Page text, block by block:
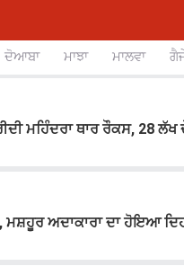
ਦੋਆਬਾ ਮਾਝਾ ਮਾਲਵਾ
ਮਹਿੰਦਰਾ ਥਾਰ ਰੌਕਸ, 28 ਲੱਖ
ਅਦਾਕਾਰਾ ਦਾ ਹੋਇਆ